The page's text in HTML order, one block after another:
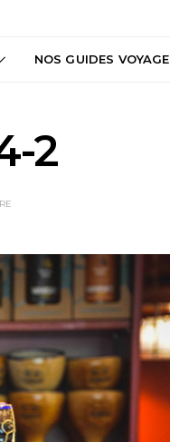
NOS GUIDES VOYAGE
2